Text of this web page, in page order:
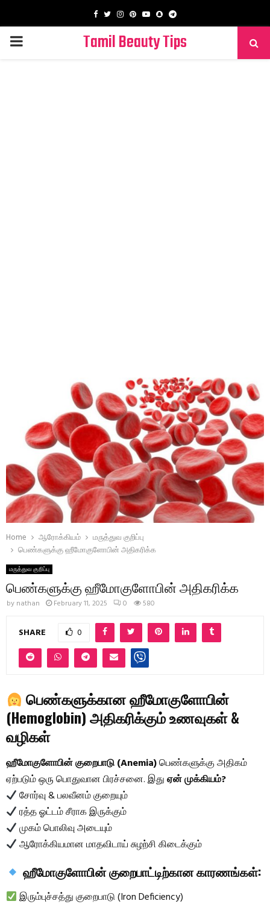
Facebook
TwitterInstagram
PinterestYoutube
SnapchatTelegram
PRIMARY
Tamil Beauty Tips
Home ஆரோக்கியம்
மருத்துவ குறிப்பு
பெண்களுக்கு ஹீமோகுளோபின் அதிகரிக்க
மருத்துவ குறிப்பு
பெண்களுக்கு ஹீமோகுளோபின் அதிகரிக்க
by nathan February 11, 2025 0 580
SHARE 0
பெண்களுக்கான ஹீமோகுளோபின்
(Hemoglobin) அதிகரிக்கும் உணவுகள் &
வழிகள்
ஹீமோகுளோபின் குறைபாடு (Anemia)பெண்களுக்கு அதிகம்
ஏற்படும் ஒரு பொதுவான பிரச்சனை. இதுஏன் முக்கியம்?
சோர்வு & பலவீனம் குறையும்
ரத்த ஓட்டம் சீராக இருக்கும்
முகம் பொலிவு அடையும்
ஆரோக்கியமான மாதவிடாய் சுழற்சி கிடைக்கும்
ஹீமோகுளோபின் குறைபாட்டிற்கான காரணங்கள்:
இரும்புச்சத்து குறைபாடு (Iron Deficiency)